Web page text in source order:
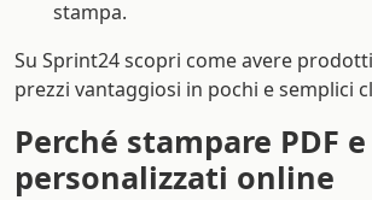
stampa.
Su Sprint24 scopri come avere
prezzi vantaggiosi in pochi e semplici
Perché stampare PDF
personalizzati online